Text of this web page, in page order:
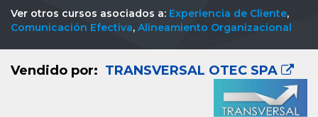
Ver otros cursos asociados a: Experiencia de Cliente,
Comunicación Efectiva, Alineamiento Organizacional
Vendido por: TRANSVERSAL OTEC SPA